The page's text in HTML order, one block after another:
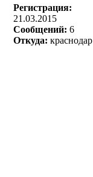
Регистрация:
21.03.2015
Сообщений: 6
Откуда: краснодар